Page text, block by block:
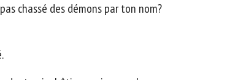
chassé des démons par ton nom?